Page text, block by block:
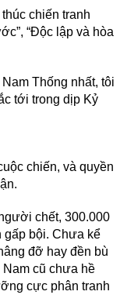
chiến tranh
“Ðộc lập và hòa
Thống nhất, tôi
tới trong dịp Kỷ
chiến, và quyền
chết, 300.000
gấp bội. Chưa kể
đỡ hay đền bù
cũ chưa hề
cực phân tranh